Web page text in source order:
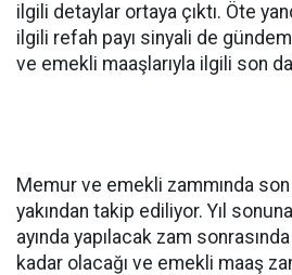
ilgili detaylar ortaya çıktı. Öte
ilgili refah payı sinyali de
ve emekli maaşlarıyla ilgili son
Memur ve emekli zammında
yakından takip ediliyor. Yıl
ayında yapılacak zam
kadar olacağı ve emekli maaş